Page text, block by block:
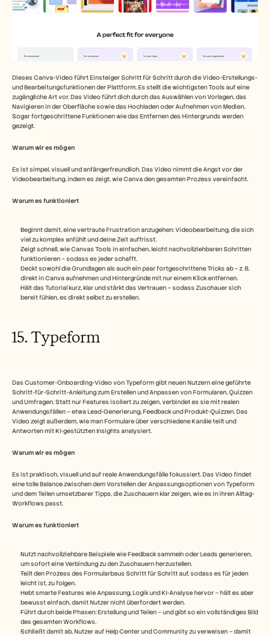
Dieses Canva-Video führt Einsteiger Schritt für Schritt durch die Video-Erstellungs-
und Bearbeitungsfunktionen der Plattform. Es stellt die wichtigsten Tools auf eine
zugängliche Art vor. Das Video führt dich durch das Auswählen von Vorlagen, das
Navigieren in der Oberfläche sowie das Hochladen oder Aufnehmen von Medien.
Sogar fortgeschrittene Funktionen wie das Entfernen des Hintergrunds werden
gezeigt.
Warum wir es mögen
Es ist simpel, visuell und anfängerfreundlich. Das Video nimmt die Angst vor der
Videobearbeitung, indem es zeigt, wie Canva den gesamten Prozess vereinfacht.
Warum es funktioniert
Beginnt damit, eine vertraute Frustration anzugehen: Videobearbeitung, die sich
viel zu komplex anfühlt und deine Zeit auffrisst.
Zeigt schnell, wie Canvas Tools in einfachen, leicht nachvollziehbaren Schritten
funktionieren – sodass es jeder schafft.
Deckt sowohl die Grundlagen als auch ein paar fortgeschrittene Tricks ab – z. B.
direkt in Canva aufnehmen und Hintergründe mit nur einem Klick entfernen.
Hält das Tutorial kurz, klar und stärkt das Vertrauen – sodass Zuschauer sich
bereit fühlen, es direkt selbst zu erstellen.
15. Typeform
Das Customer-Onboarding-Video von Typeform gibt neuen Nutzern eine geführte
Schritt-für-Schritt-Anleitung zum Erstellen und Anpassen von Formularen, Quizzen
und Umfragen. Statt nur Features isoliert zu zeigen, verbindet es sie mit realen
Anwendungsfällen – etwa Lead-Generierung, Feedback und Produkt-Quizzen. Das
Video zeigt außerdem, wie man Formulare über verschiedene Kanäle teilt und
Antworten mit KI-gestützten Insights analysiert.
Warum wir es mögen
Es ist praktisch, visuell und auf reale Anwendungsfälle fokussiert. Das Video findet
eine tolle Balance zwischen dem Vorstellen der Anpassungsoptionen von Typeform
und dem Teilen umsetzbarer Tipps, die Zuschauern klar zeigen, wie es in ihren Alltag-
Workflows passt.
Warum es funktioniert
Nutzt nachvollziehbare Beispiele wie Feedback sammeln oder Leads generieren,
um sofort eine Verbindung zu den Zuschauern herzustellen.
Teilt den Prozess des Formularbaus Schritt für Schritt auf, sodass es für jeden
leicht ist, zu folgen.
Hebt smarte Features wie Anpassung, Logik und KI-Analyse hervor – hält es aber
bewusst einfach, damit Nutzer nicht überfordert werden.
Führt durch beide Phasen: Erstellung und Teilen – und gibt so ein vollständiges Bild
des gesamten Workflows.
Schließt damit ab, Nutzer auf Help Center und Community zu verweisen – damit